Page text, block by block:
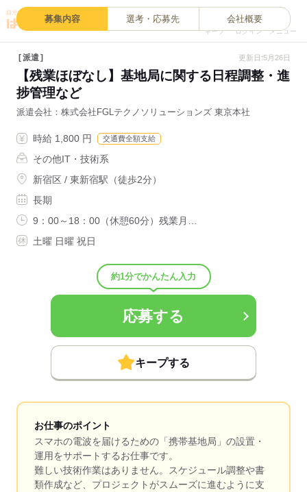
キープ ログイン メニュー
募集内容 選考・応募先 会社概要
派遣 更新日:5月26日
【残業ほぼなし】基地局に関する日程調整・進
捗管理など
派遣会社 株式会社FGLテクノソリューションズ 東京本社
時給 1,800 円 交通費全額支給
その他IT・技術系
新宿区 / 東新宿駅（徒歩2分）
長期
9：00～18：00（休憩60分）残業月…
土曜 日曜 祝日
約1分でかんたん入力
応募する
キープする
お仕事のポイント
スマホの電波を届けるための「携帯基地局」の設置・
運用をサポートするお仕事です。
難しい技術作業はありません。スケジュール調整や書
類作成など、プロジェクトがスムーズに進むように支